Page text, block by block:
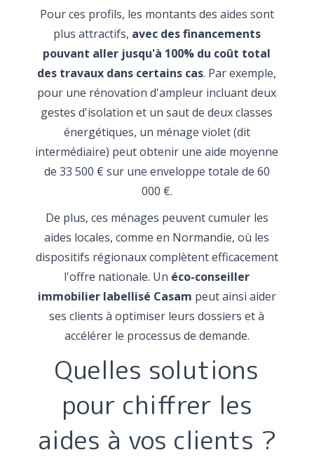
Pour ces profils, les montants des aides sont
plus attractifs, avec des financements
pouvant aller jusqu'à 100% du coût total
des travaux dans certains cas. Par exemple,
pour une rénovation d'ampleur incluant deux
gestes d'isolation et un saut de deux classes
énergétiques, un ménage violet (dit
intermédiaire) peut obtenir une aide moyenne
de 33 500 € sur une enveloppe totale de 60
000 €.
De plus, ces ménages peuvent cumuler les
aides locales, comme en Normandie, où les
dispositifs régionaux complètent efficacement
l'offre nationale. Un éco-conseiller
immobilier labellisé Casam peut ainsi aider
ses clients à optimiser leurs dossiers et à
accélérer le processus de demande.
Quelles solutions
pour chiffrer les
aides à vos clients ?